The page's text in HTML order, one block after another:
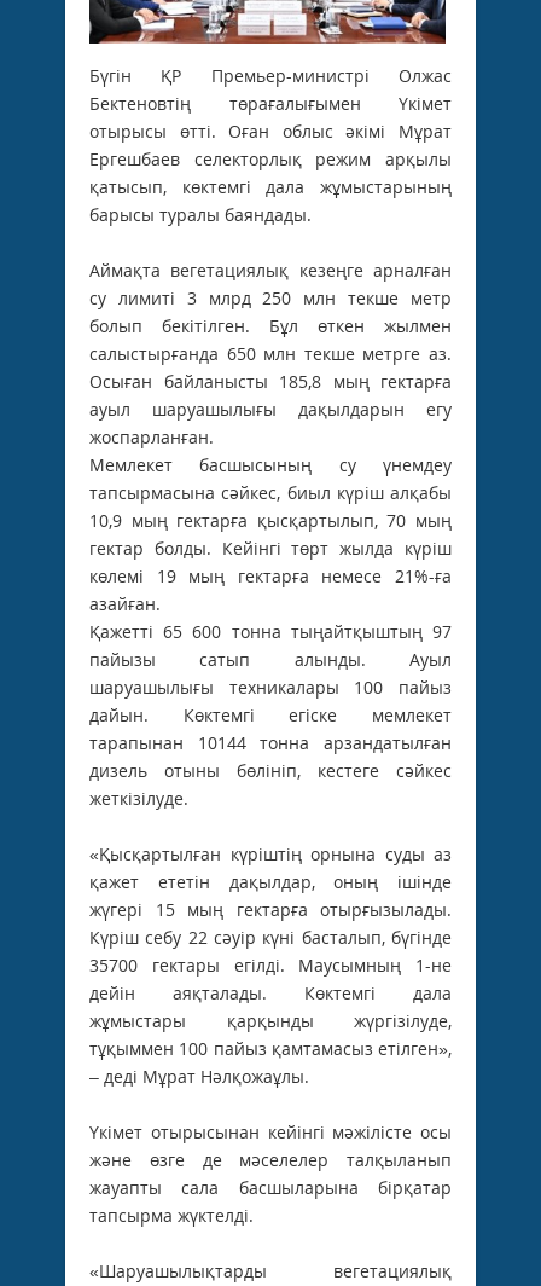
Бүгін ҚР Премьер-министрі Олжас
Бектеновтің төрағалығымен Үкімет
отырысы өтті. Оған облыс әкімі Мұрат
Ергешбаев селекторлық режим арқылы
қатысып, көктемгі дала жұмыстарының
барысы туралы баяндады.
Аймақта вегетациялық кезеңге арналған
су лимиті 3 млрд 250 млн текше метр
болып бекітілген. Бұл өткен жылмен
салыстырғанда 650 млн текше метрге аз.
Осыған байланысты 185,8 мың гектарға
ауыл шаруашылығы дақылдарын егу
жоспарланған.
Мемлекет басшысының су үнемдеу
тапсырмасына сәйкес, биыл күріш алқабы
10,9 мың гектарға қысқартылып, 70 мың
гектар болды. Кейінгі төрт жылда күріш
көлемі 19 мың гектарға немесе 21%-ға
азайған.
Қажетті 65 600 тонна тыңайтқыштың 97
пайызы сатып алынды. Ауыл
шаруашылығы техникалары 100 пайыз
дайын. Көктемгі егіске мемлекет
тарапынан 10144 тонна арзандатылған
дизель отыны бөлініп, кестеге сәйкес
жеткізілуде.
«Қысқартылған күріштің орнына суды аз
қажет ететін дақылдар, оның ішінде
жүгері 15 мың гектарға отырғызылады.
Күріш себу 22 сәуір күні басталып, бүгінде
35700 гектары егілді. Маусымның 1-не
дейін аяқталады. Көктемгі дала
жұмыстары қарқынды жүргізілуде,
тұқыммен 100 пайыз қамтамасыз етілген»,
– деді Мұрат Нәлқожаұлы.
Үкімет отырысынан кейінгі мәжілісте осы
және өзге де мәселелер талқыланып
жауапты сала басшыларына бірқатар
тапсырма жүктелді.
«Шаруашылықтарды вегетациялық